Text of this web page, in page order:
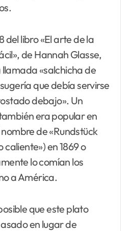
del libro «El arte de la
de Hannah Glasse,
«salchicha de
que debía servirse
debajo». Un
era popular en
de «Rundstück
en 1869 o
lo comían los
a América.
que este plato
en lugar de